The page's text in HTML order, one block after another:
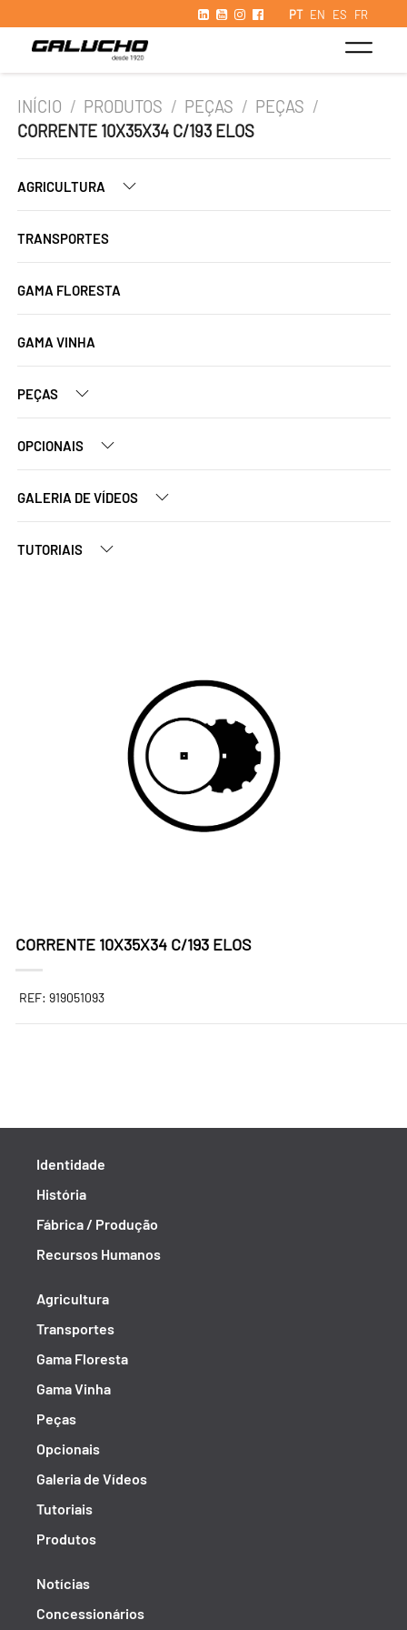
PT EN ES FR
INÍCIO / PRODUTOS / PEÇAS / PEÇAS /
CORRENTE 10X35X34 C/193 ELOS
AGRICULTURA
TRANSPORTES
GAMA FLORESTA
GAMA VINHA
PEÇAS
OPCIONAIS
GALERIA DE VÍDEOS
TUTORIAIS
CORRENTE 10X35X34 C/193 ELOS
REF: 919051093
Identidade
História
Fábrica / Produção
Recursos Humanos
Agricultura
Transportes
Gama Floresta
Gama Vinha
Peças
Opcionais
Galeria de Vídeos
Tutoriais
Produtos
Notícias
Concessionários